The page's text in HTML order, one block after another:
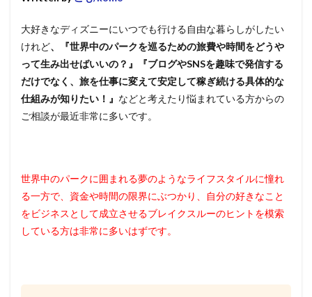
大好きなディズニーにいつでも行ける自由な暮らしがしたい
けれど、『世界中のパークを巡るための旅費や時間をどうや
って生み出せばいいの？』『ブログやSNSを趣味で発信する
だけでなく、旅を仕事に変えて安定して稼ぎ続ける具体的な
仕組みが知りたい！』 などと考えたり悩まれている方からの
ご相談が最近非常に多いです。
世界中のパークに囲まれる夢のようなライフスタイルに憧れ
る一方で、資金や時間の限界にぶつかり、自分の好きなこと
をビジネスとして成立させるブレイクスルーのヒントを模索
している方は非常に多いはずです。